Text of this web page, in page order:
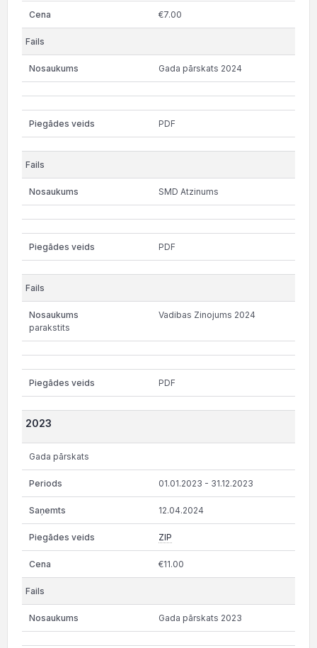
€7.00
Gada pārskats 2024
PDF
SMD Atzinums
PDF
Vadibas Zinojums 2024
parakstits
PDF
2023
Gada pārskats
01.01.2023 - 31.12.2023
12.04.2024
ZIP
€11.00
Gada pārskats 2023